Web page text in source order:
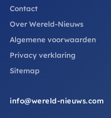
Contact
Over Wereld-Nieuws
Algemene voorwaarden
Privacy verklaring
Sitemap
info@wereld-nieuws.com